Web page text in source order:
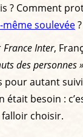
? Comment
soulevée?
France Inter,
des personnes »
pour autant
était besoin :
falloir choisir.